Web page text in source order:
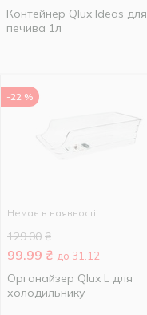
Контейнер Qlux Ideas для
печива 1л
-22 %
Немає в наявності
129.00 ₴
99.99 ₴ до 31.12
Органайзер Qlux L для
холодильнику